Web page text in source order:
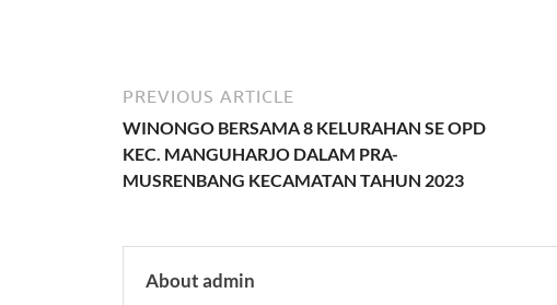
PREVIOUS ARTICLE
WINONGO BERSAMA 8 KELURAHAN SE OPD
KEC. MANGUHARJO DALAM PRA-
MUSRENBANG KECAMATAN TAHUN 2023
About admin